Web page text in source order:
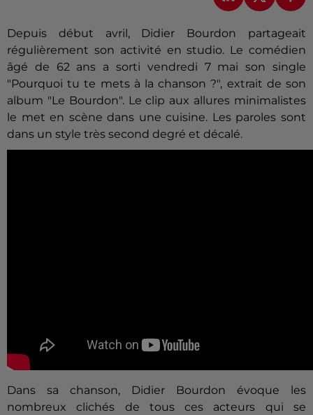
Depuis début avril, Didier Bourdon partageait
régulièrement son activité en studio. Le comédien
âgé de 62 ans a sorti vendredi 7 mai son single
"Pourquoi tu te mets à la chanson ?", extrait de son
album "Le Bourdon". Le clip aux allures minimalistes
le met en scène dans une cuisine. Les paroles sont
dans un style très second degré et décalé.
Dans sa chanson, Didier Bourdon évoque les
nombreux clichés de tous ces acteurs qui se